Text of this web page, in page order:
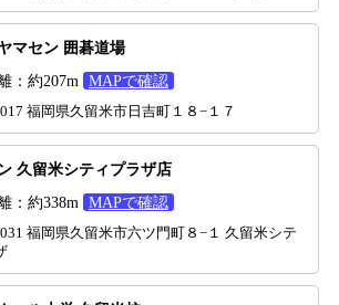
マセン 囲碁道場
：約207m MAPで確認
福岡県久留米市日吉町１８−１７
久留米シティプラザ店
：約338m MAPで確認
福岡県久留米市六ツ門町８−１ 久留米シテ